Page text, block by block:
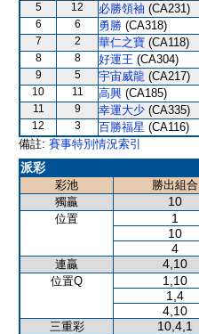
5 12 必勝領袖 (CA231)
6 6 勇勝 (CA318)
7 2 華仁之寶 (CA118)
8 8 好運王 (CA304)
9 5 宇宙威龍 (CA217)
10 11 高興 (CA185)
11 9 幸運大少 (CA335)
12 3 百勝福星 (CA116)
備註: 賽事特別情況索引
派彩
彩池 勝出組合
獨贏
10
位置 1
10
4
連贏 4,10
位置Q 1,10
1,4
4,10
三重彩 10,4,1